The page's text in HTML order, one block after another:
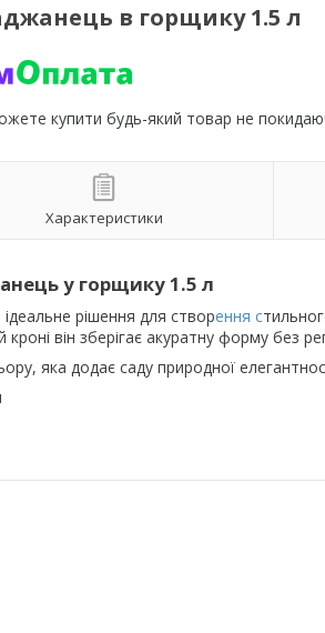
в горщику 1.5 л
купити будь-який товар не
Характеристики
у горщику 1.5 л
рішення для створення с
він зберігає акуратну форму без
яка додає саду природної